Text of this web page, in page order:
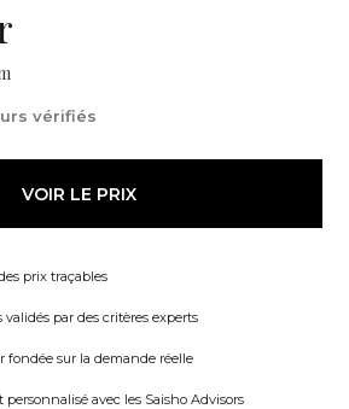
vérifiés
VOIR LE PRIX
prix traçables
par des critères experts
fondée sur la demande réelle
avec les Saisho Advisors